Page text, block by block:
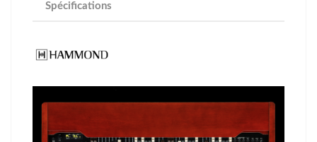
Spécifications